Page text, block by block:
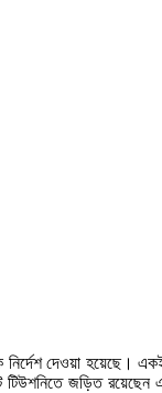
দেওয়া হয়েছে।
জড়িত রয়েছেন